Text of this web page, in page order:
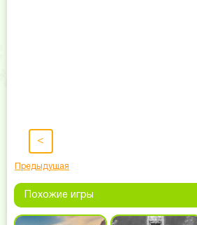
<
Предыдущая
Похожие игры